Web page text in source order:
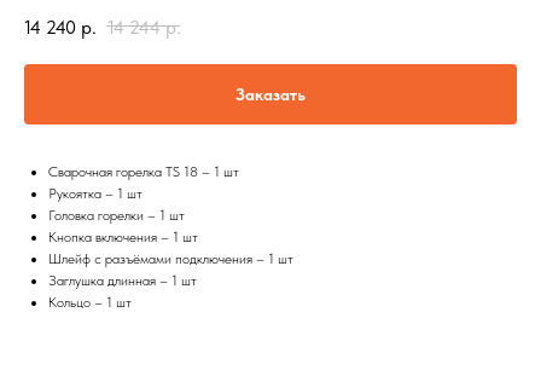
14 240 р. 14 244 р.
Заказать
Сварочная горелка TS 18 – 1 шт
Рукоятка – 1 шт
Головка горелки – 1 шт
Кнопка включения – 1 шт
Шлейф с разъёмами подключения – 1 шт
Заглушка длинная – 1 шт
Кольцо – 1 шт